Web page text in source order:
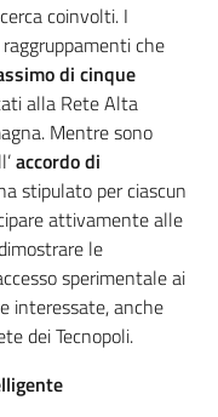
coinvolti. I
che
di cinque
alla Rete Alta
Mentre sono
accordo di
stipulato per ciascun
attivamente alle
le
sperimentale ai
interessate, anche
dei Tecnopoli.